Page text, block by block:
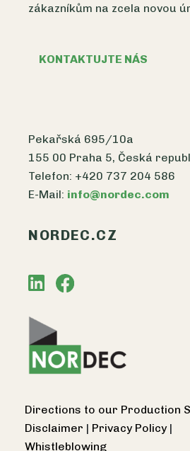
zákazníkům na zcela novou
KONTAKTUJTE NÁS
Pekařská 695/10a
155 00 Praha 5, Česká
Telefon: +420 737 204 586
E-Mail: info@nordec.com
NORDEC.CZ
Directions to our Production
Disclaimer | Privacy Policy |
Whistleblowing